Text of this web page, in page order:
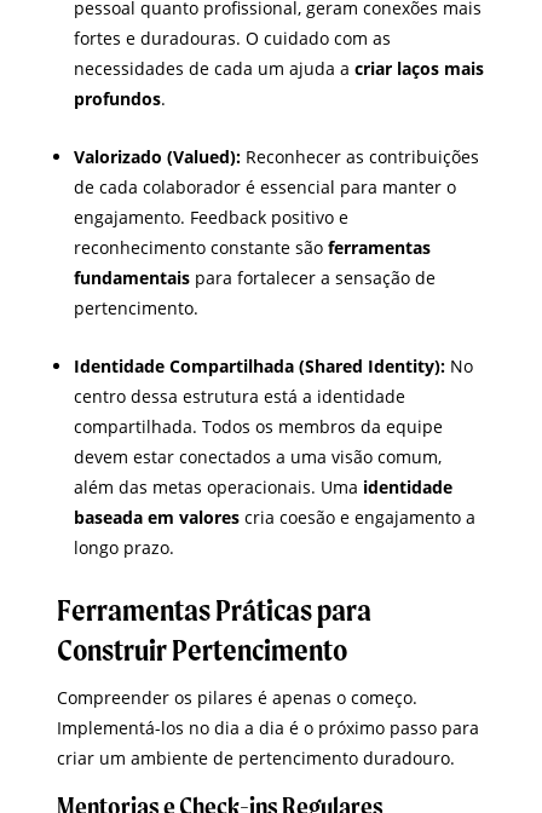
pessoal quanto profissional, geram conexões mais
fortes e duradouras. O cuidado com as
necessidades de cada um ajuda acriar laços mais
profundos.
Valorizado (Valued): Reconhecer as contribuições
de cada colaborador é essencial para manter o
engajamento. Feedback positivo e
reconhecimento constante sãoferramentas
fundamentais para fortalecer a sensação de
pertencimento.
Identidade Compartilhada (Shared Identity): No
centro dessa estrutura está a identidade
compartilhada. Todos os membros da equipe
devem estar conectados a uma visão comum,
além das metas operacionais. Uma identidade
baseada em valores cria coesão e engajamento a
longo prazo.
Ferramentas Práticas para
Construir Pertencimento
Compreender os pilares é apenas o começo.
Implementá-los no dia a dia é o próximo passo para
criar um ambiente de pertencimento duradouro.
Mentorias e Check-ins Regulares